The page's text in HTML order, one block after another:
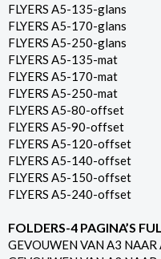
FLYERS A5-135-glans
FLYERS A5-170-glans
FLYERS A5-250-glans
FLYERS A5-135-mat
FLYERS A5-170-mat
FLYERS A5-250-mat
FLYERS A5-80-offset
FLYERS A5-90-offset
FLYERS A5-120-offset
FLYERS A5-140-offset
FLYERS A5-150-offset
FLYERS A5-240-offset
FOLDERS-4 PAGINA’S
GEVOUWEN VAN A3